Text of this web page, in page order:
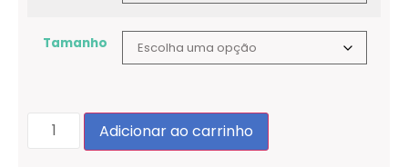
Tamanho
Adicionar ao carrinho